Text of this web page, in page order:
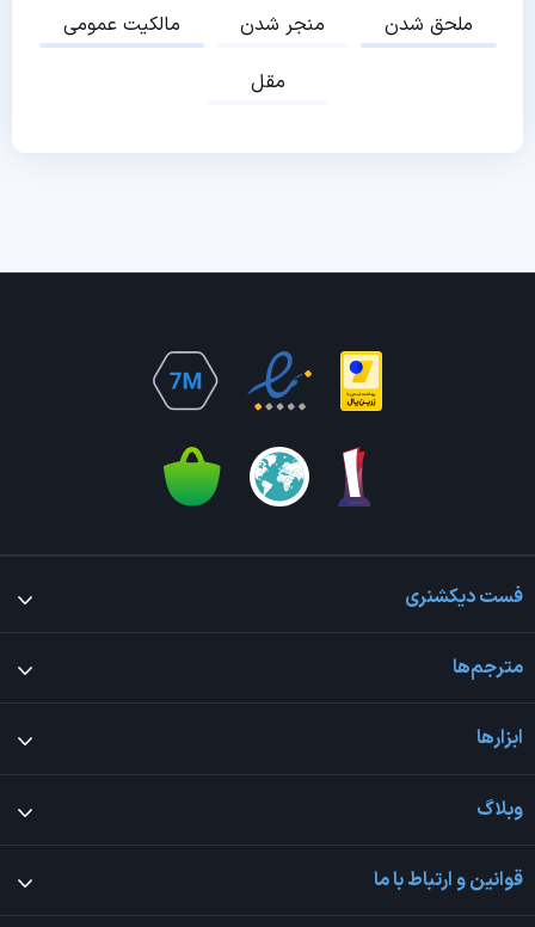
مالکیت عمومی
منجر شدن
ملحق شدن
مقل
فست دیکشنری
مترجم‌ها
ابزارها
وبلاگ
قوانین و ارتباط با ما